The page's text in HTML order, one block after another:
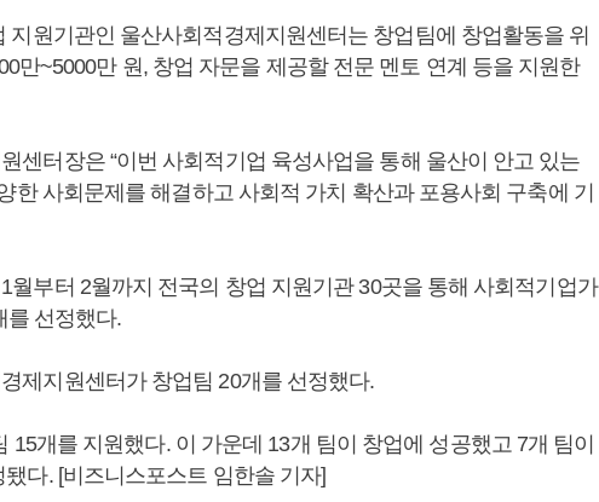
지원기관인 울산사회적경제지원센터는 창업팀에 창업활동을 위
만~5000만 원, 창업 자문을 제공할 전문 멘토 연계 등을 지원한
센터장은 “이번 사회적기업 육성사업을 통해 울산이 안고 있는
한 사회문제를 해결하고 사회적 가치 확산과 포용사회 구축에 기
월부터 2월까지 전국의 창업 지원기관 30곳을 통해 사회적기업가
를 선정했다.
제지원센터가 창업팀 20개를 선정했다.
15개를 지원했다. 이 가운데 13개 팀이 창업에 성공했고 7개 팀이
다. [비즈니스포스트 임한솔 기자]